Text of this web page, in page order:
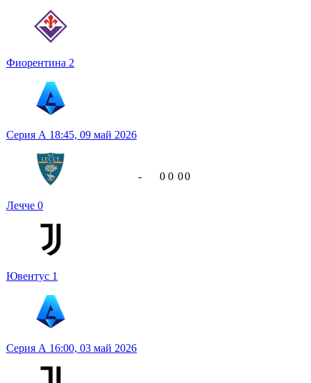
Фиорентина 2
Серия А 18:45, 09 май 2026
Лечче 0
Ювентус 1
- 0 0 00
Серия А 16:00, 03 май 2026